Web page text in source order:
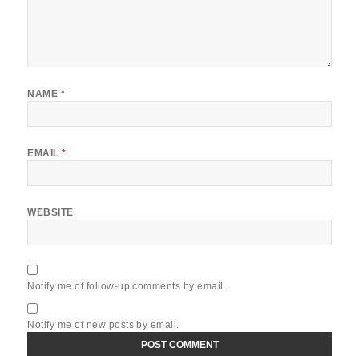
NAME *
EMAIL*
WEBSITE
Notify me of follow-up comments by email.
Notify me of new posts by email.